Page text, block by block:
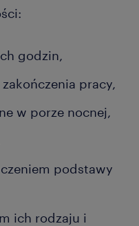
godzin,
pracy,
w porze nocnej,
podstawy
ich rodzaju i